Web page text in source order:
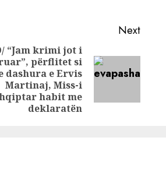
Next
“Jam krimi jot i
përflitet si
dashura e Ervis
Martinaj, Miss-i
habit me
deklaratën